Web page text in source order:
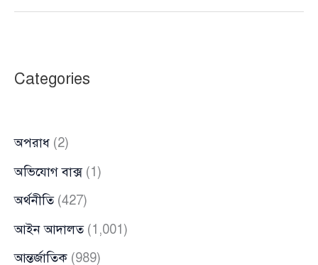
বাংলাদেশি
Categories
অপরাধ (2)
অভিযোগ বাক্স(1)
অর্থনীতি(427)
আইন আদালত(1,001)
আন্তর্জাতিক (989)